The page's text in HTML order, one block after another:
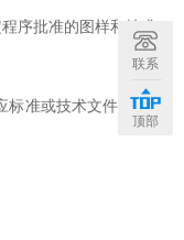
序批准的图样和技术
标准或技术文件的要求
联系
顶部